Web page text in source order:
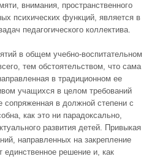
внимания, пространственного
психических функций, является в
педагогического коллектива.
в общем учебно-воспитательном
тем обстоятельством, что сама
в традиционном ее
учащихся в целом требований
в должной степени с
как это ни парадоксально,
развития детей. Привыкая
направленных на закрепление
решение и, как